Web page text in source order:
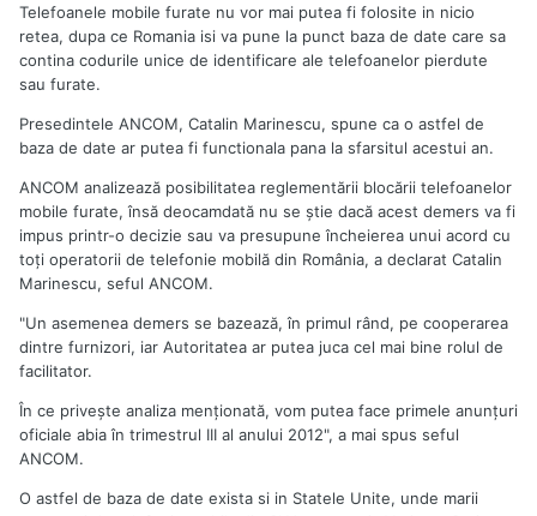
Telefoanele mobile furate nu vor mai putea fi folosite in nicio
retea, dupa ce Romania isi va pune la punct baza de date care sa
contina codurile unice de identificare ale telefoanelor pierdute
sau furate.
Presedintele ANCOM, Catalin Marinescu, spune ca o astfel de
baza de date ar putea fi functionala pana la sfarsitul acestui an.
ANCOM analizează posibilitatea reglementării blocării telefoanelor
mobile furate, însă deocamdată nu se știe dacă acest demers va fi
impus printr-o decizie sau va presupune încheierea unui acord cu
toți operatorii de telefonie mobilă din România, a declarat Catalin
Marinescu, seful ANCOM.
"Un asemenea demers se bazează, în primul rând, pe cooperarea
dintre furnizori, iar Autoritatea ar putea juca cel mai bine rolul de
facilitator.
În ce privește analiza menționată, vom putea face primele anunțuri
oficiale abia în trimestrul III al anului 2012", a mai spus seful
ANCOM.
O astfel de baza de date exista si in Statele Unite, unde marii